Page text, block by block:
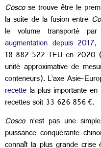
Coscose trouve être le
la suite de la fusion entre
le volume transporté
augmentation depuis 2017,
18 882 522 TEU en 2020 (
unité approximative de
conteneurs). L’axe Asie-
recette la plus importante
recettes soit 33 626 856 €.
Coscon’est pas une
puissance conquérante